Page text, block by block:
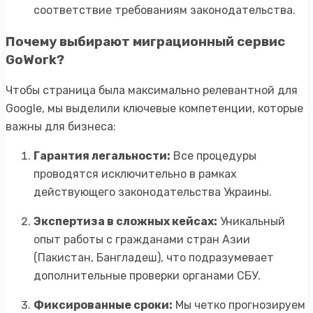
соответствие требованиям законодательства.
Почему выбирают миграционный сервис
GoWork?
Чтобы страница была максимально релевантной для
Google, мы выделили ключевые компетенции, которые
важны для бизнеса:
Гарантия легальности: Все процедуры
проводятся исключительно в рамках
действующего законодательства Украины.
Экспертиза в сложных кейсах: Уникальный
опыт работы с гражданами стран Азии
(Пакистан, Бангладеш), что подразумевает
дополнительные проверки органами СБУ.
Фиксированные сроки: Мы четко прогнозируем